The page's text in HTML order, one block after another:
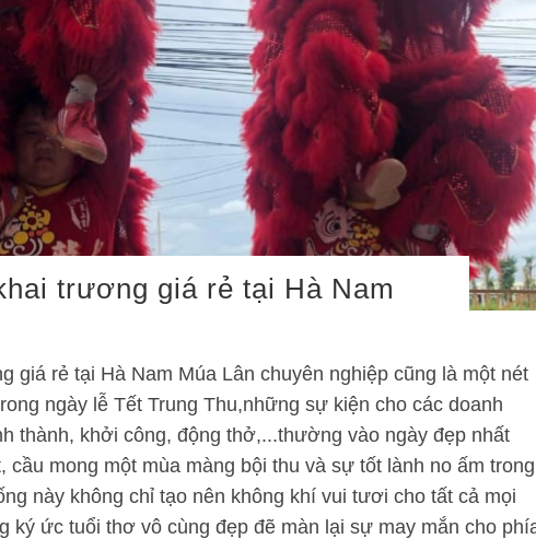
trương giá rẻ tại Hà Nam
giá rẻ tại Hà Nam Múa Lân chuyên nghiệp cũng là một nét
ngày lễ Tết Trung Thu,những sự kiện cho các doanh
thành, khởi công, động thở,...thường vào ngày đẹp nhất
cầu mong một mùa màng bội thu và sự tốt lành no ấm trong
này không chỉ tạo nên không khí vui tươi cho tất cả mọi
ký ức tuổi thơ vô cùng đẹp đẽ màn lại sự may mắn cho